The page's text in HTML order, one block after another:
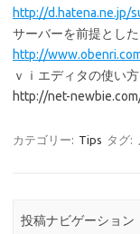
http://d.hatena.ne.jp/
サーバーを前提とし
http://
ｖｉエディタの使い方
http://net-
カテゴリー: Tips タグ:
投稿ナビゲーション